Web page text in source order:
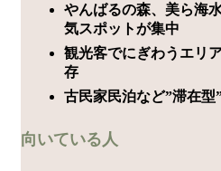
やんばるの森、美ら海
気スポットが集中
観光客でにぎわうエリ
存
古民家民泊など”滞在型
向いている人